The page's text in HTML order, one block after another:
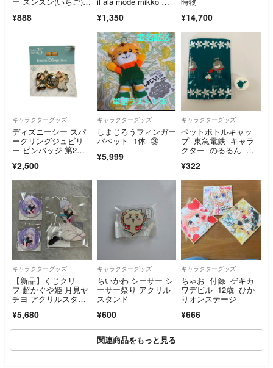
¥888 レ ムース ガチャ
¥1,350 ¥14,700
キャラクターグッズ
ディズニーシー スパ
ークリングジュビリ
ー ピンバッジ 第2
¥2,500
キャラクターグッズ
しまじろうフィンガー
パペット 1体 ③
¥5,999
キャラクターグッズ
ペットボトルキャッ
プ 東急電鉄 キャラ
クター のるるん ジ
¥322
キャラクターグッズ
【新品】くじクリ
フ 超かぐや姫 月見ヤ
チヨ アクリルスタン
¥5,680
キャラクターグッズ
ちいかわ シーサー シ
ーサー祭り アクリル
スタンド
¥600
キャラクターグッズ
ちゃお 付録 ゲキカ
ワデビル 12歳 ひか
りオンステージ
¥666
関連商品をもっと見る